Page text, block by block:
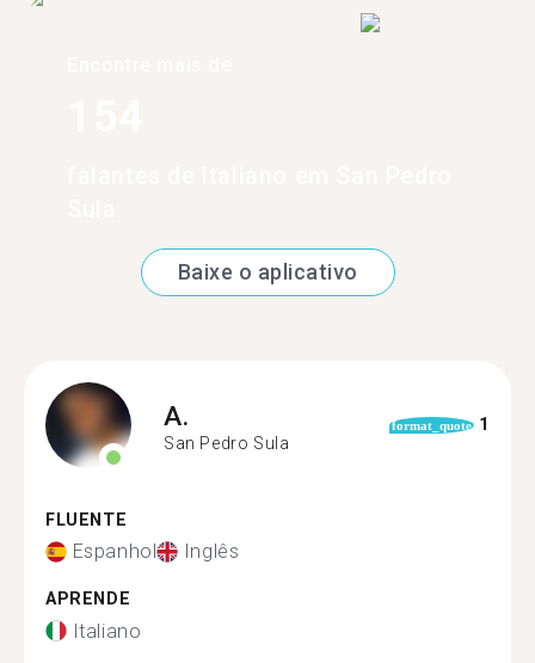
Baixe o aplicativo
A.
San Pedro Sula
format_quote 1
FLUENTE
Espanhol Inglês
APRENDE
Italiano